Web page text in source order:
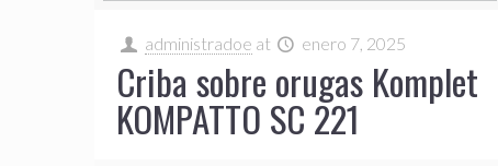
administradoe at enero 7, 2025
Criba sobre orugas Komplet
KOMPATTO SC 221